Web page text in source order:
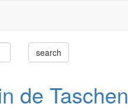
de Taschen